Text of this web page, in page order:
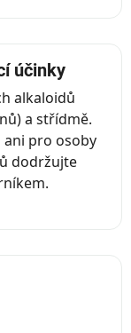
účinky
alkaloidů
a střídmě.
ani pro osoby
dodržujte